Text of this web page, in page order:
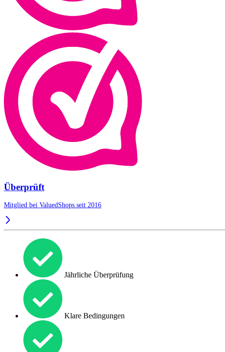
Überprüft
Mitglied bei ValuedShops seit 2016
Jährliche Überprüfung
Klare Bedingungen